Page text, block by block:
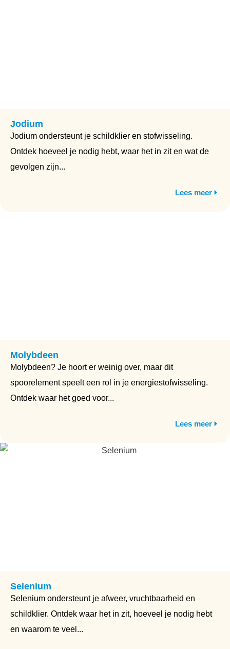
Jodium
Jodium ondersteunt je schildklier en stofwisseling.
Ontdek hoeveel je nodig hebt, waar het in zit en wat de
gevolgen zijn...
Lees meer
Molybdeen
Molybdeen? Je hoort er weinig over, maar dit
spoorelement speelt een rol in je energiestofwisseling.
Ontdek waar het goed voor...
Lees meer
Selenium
Selenium ondersteunt je afweer, vruchtbaarheid en
schildklier. Ontdek waar het in zit, hoeveel je nodig hebt
en waarom te veel...